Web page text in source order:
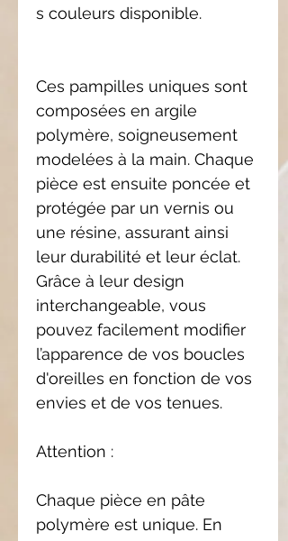
s couleurs disponible.
Ces pampilles uniques sont
composées en argile
polymère, soigneusement
modelées à la main. Chaque
pièce est ensuite poncée et
protégée par un vernis ou
une résine, assurant ainsi
leur durabilité et leur éclat.
Grâce à leur design
interchangeable, vous
pouvez facilement modifier
l’apparence de vos boucles
d'oreilles en fonction de vos
envies et de vos tenues.
Attention :
Chaque pièce en pâte
polymère est unique. En